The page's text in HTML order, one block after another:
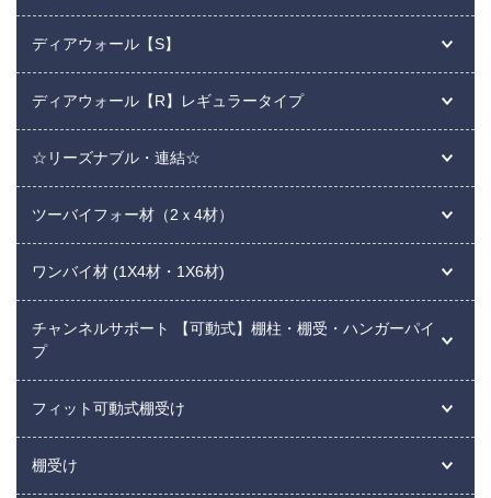
ディアウォール【S】
ディアウォール【R】レギュラータイプ
☆リーズナブル・連結☆
ツーバイフォー材（2ｘ4材）
ワンバイ材 (1X4材・1X6材)
チャンネルサポート 【可動式】棚柱・棚受・ハンガーパイ
プ
フィット可動式棚受け
棚受け